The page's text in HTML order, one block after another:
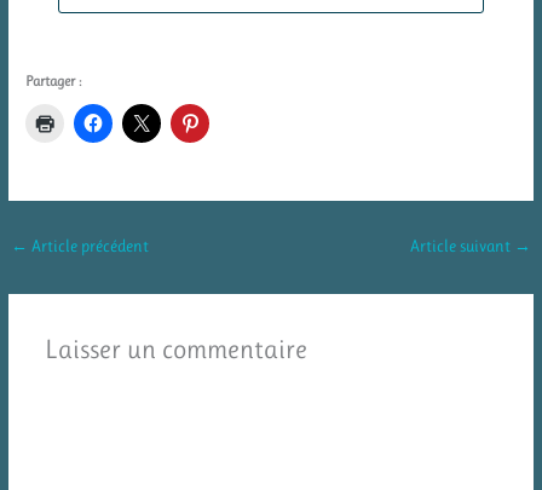
Partager :
← Article précédent Article suivant →
Laisser un commentaire